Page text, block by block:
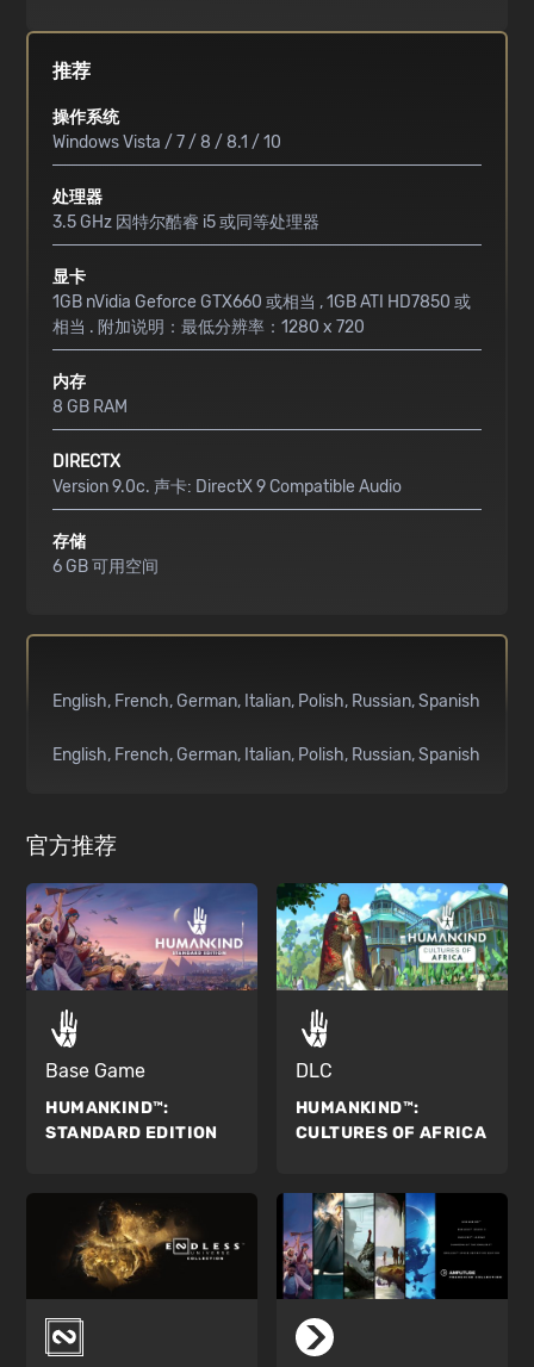
推荐
操作系统
Windows Vista / 7 / 8 / 8.1 / 10
处理器
3.5 GHz 因特尔酷睿 i5 或同等处理器
显卡
1GB nVidia Geforce GTX660 或相当 , 1GB ATI HD7850 或
相当 . 附加说明：最低分辨率：1280 x 720
内存
8 GB RAM
DIRECTX
Version 9.0c. 声卡: DirectX 9 Compatible Audio
存储
6 GB 可用空间
English French German Italian Polish Russian Spanish
English French German Italian Polish Russian Spanish
官方推荐
Base Game
HUMANKIND™:
STANDARD EDITION
DLC
HUMANKIND™:
CULTURES OF AFRICA